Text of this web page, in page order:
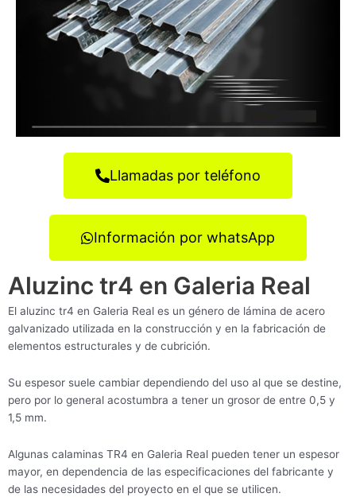
Llamadas por teléfono
Información por whatsApp
Aluzinc tr4 en Galeria Real
El aluzinc tr4 en Galeria Real es un género de lámina de acero
galvanizado utilizada en la construcción y en la fabricación de
elementos estructurales y de cubrición.
Su espesor suele cambiar dependiendo del uso al que se destine,
pero por lo general acostumbra a tener un grosor de entre 0,5 y
1,5 mm.
Algunas calaminas TR4 en Galeria Real pueden tener un espesor
mayor, en dependencia de las especificaciones del fabricante y
de las necesidades del proyecto en el que se utilicen.